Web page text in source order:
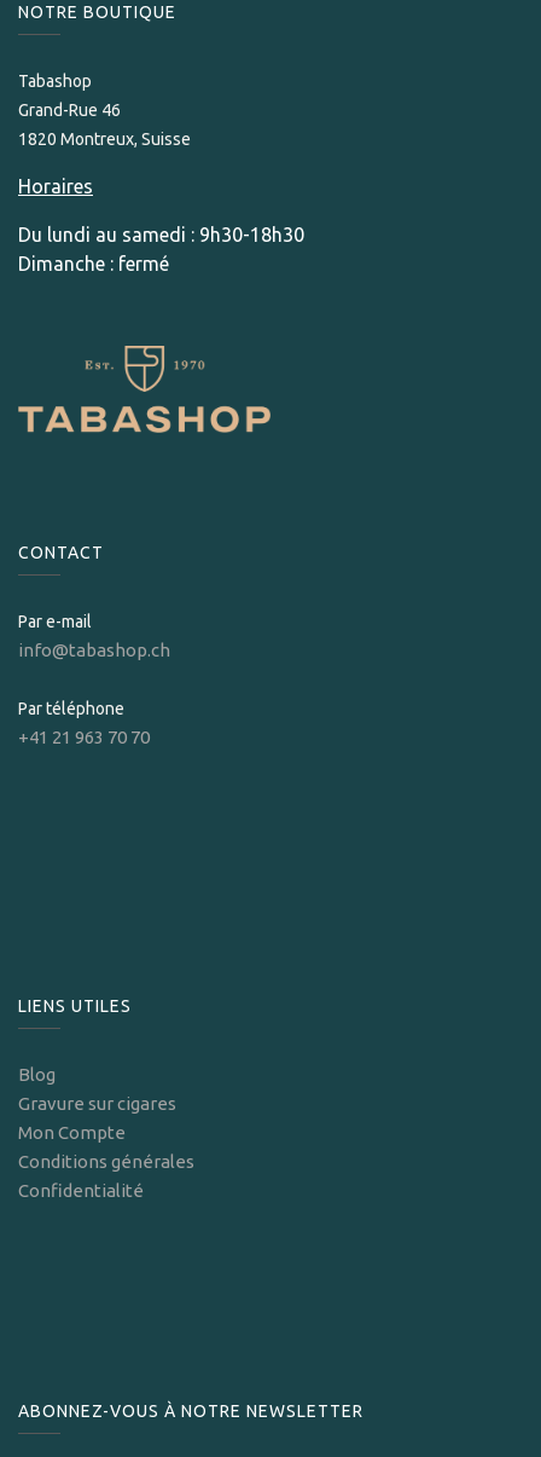
NOTRE BOUTIQUE
Tabashop
Grand-Rue 46
1820 Montreux, Suisse
Horaires
Du lundi au samedi : 9h30-18h30
Dimanche : fermé
CONTACT
Par e-mail
info@tabashop.ch
Par téléphone
+41 21 963 70 70
LIENS UTILES
Blog
Gravure sur cigares
Mon Compte
Conditions générales
Confidentialité
ABONNEZ-VOUS À NOTRE NEWSLETTER